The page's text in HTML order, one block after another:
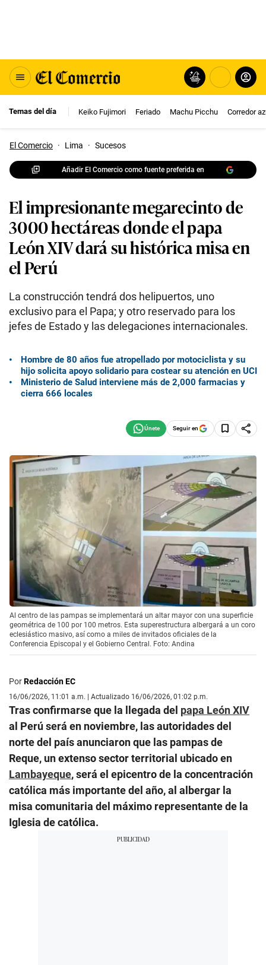
Temas del día Keiko Fujimori Feriado Machu Picchu Corredor
El Comercio · Lima · Sucesos
Añadir El Comercio como fuente preferida en
El impresionante megarecinto de
3000 hectáreas donde el papa
León XIV dará su histórica misa en
el Perú
La construcción tendrá dos helipuertos, uno
exclusivo para el Papa; y otro reservado para los
jefes de Estado y las delegaciones internacionales.
Hombre de 80 años fue atropellado por motociclista y su
hijo solicita apoyo solidario para costear su atención en UCI
Ministerio de Salud interviene más de 2,000 farmacias y
cierra 666 locales
Seguir en
Al centro de las pampas se implementará un altar mayor con una superficie
geométrica de 100 por 100 metros. Esta superestructura albergará a un coro
eclesiástico masivo, así como a miles de invitados oficiales de la
Conferencia Episcopal y el Gobierno Central. Foto: Andina
PorRedacción EC
16/06/2026, 11:01 a.m. | Actualizado 16/06/2026, 01:02 p.m.
Tras confirmarse que la llegada del papa León XIV
al Perú será en noviembre, las autoridades del
norte del país anunciaron que las pampas de
Reque, un extenso sector territorial ubicado en
Lambayeque, será el epicentro de la concentración
católica más importante del año, al albergar la
misa comunitaria del máximo representante de la
Iglesia de católica.